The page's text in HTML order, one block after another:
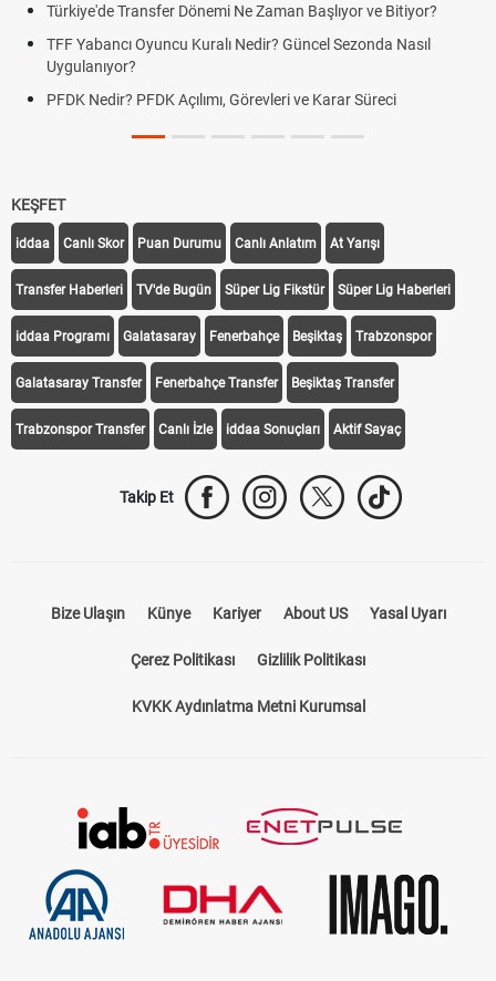
Türkiye'de Transfer Dönemi Ne Zaman Başlıyor ve Bitiyor?
TFF Yabancı Oyuncu Kuralı Nedir? Güncel Sezonda Nasıl
Uygulanıyor?
PFDK Nedir? PFDK Açılımı, Görevleri ve Karar Süreci
KEŞFET
iddaa Canlı Skor Puan Durumu Canlı Anlatım At Yarışı
Transfer Haberleri TV'de Bugün Süper Lig Fikstür Süper Lig Haberleri
iddaa Programı Galatasaray Fenerbahçe Beşiktaş Trabzonspor
Galatasaray Transfer Fenerbahçe Transfer Beşiktaş Transfer
Trabzonspor Transfer Canlı İzle iddaa Sonuçları Aktif Sayaç
Takip Et
Bize Ulaşın Künye Kariyer About US Yasal Uyarı
Çerez Politikası Gizlilik Politikası
KVKK Aydınlatma Metni Kurumsal